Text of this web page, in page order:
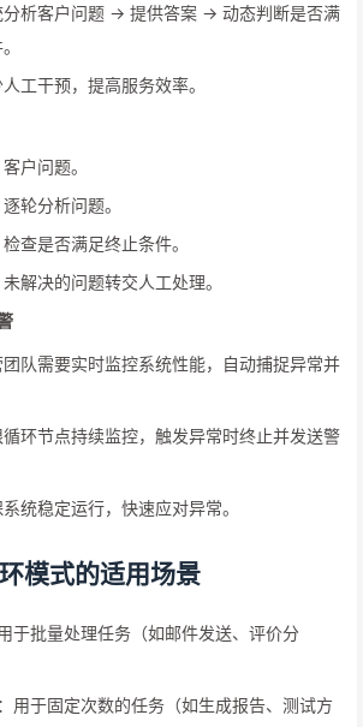
分析客户问题 -> 提供答案 -> 动态判断是否满
工干预，提高服务效率。
客户问题。
逐轮分析问题。
检查是否满足终止条件。
未解决的问题转交人工处理。
团队需要实时监控系统性能，自动捕捉异常并
循环节点持续监控，触发异常时终止并发送警
统稳定运行，快速应对异常。
模式的适用场景
于批量处理任务（如邮件发送、评价分
：用于固定次数的任务（如生成报告、测试方